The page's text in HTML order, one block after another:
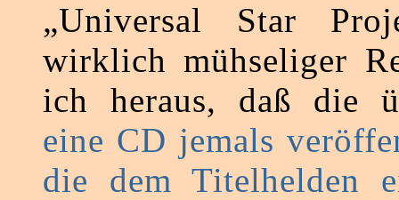
„Universal Star
wirklich mühseliger
ich heraus, daß die
eine CD jemals
die dem Titelhelden